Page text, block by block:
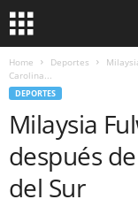
Home Deportes
Carolina...
DEPORTES
Milaysia
después
del Sur